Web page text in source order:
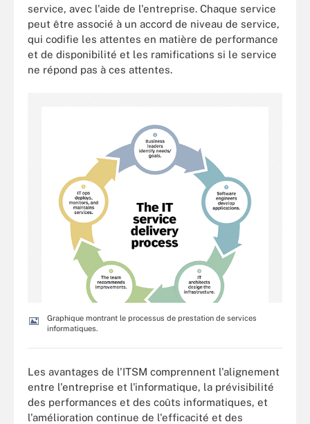
service, avec l'aide de l'entreprise. Chaque service
peut être associé à un accord de niveau de service,
qui codifie les attentes en matière de performance
et de disponibilité et les ramifications si le service
ne répond pas à ces attentes.
Graphique montrant le processus de prestation de services
informatiques.
Les avantages de l'ITSM comprennent l'alignement
entre l'entreprise et l'informatique, la prévisibilité
des performances et des coûts informatiques, et
l'amélioration continue de l'efficacité et des